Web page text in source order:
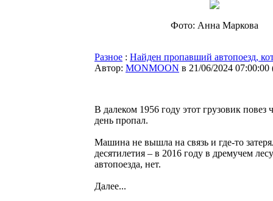
Фото: Анна Маркова
Разное : Найден пропавший автопоезд,
Автор: MONMOON в 21/06/2024 07:00:00
В далеком 1956 году этот грузовик
день пропал.
Машина не вышла на связь и где-то
десятилетия – в 2016 году в дремучем
автопоезда, нет.
Далее...